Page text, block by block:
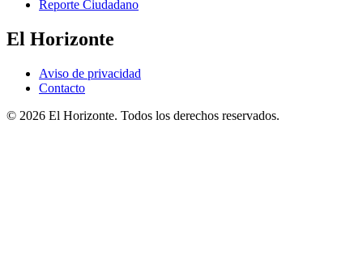
Reporte Ciudadano
El Horizonte
Aviso de privacidad
Contacto
© 2026 El Horizonte. Todos los derechos reservados.